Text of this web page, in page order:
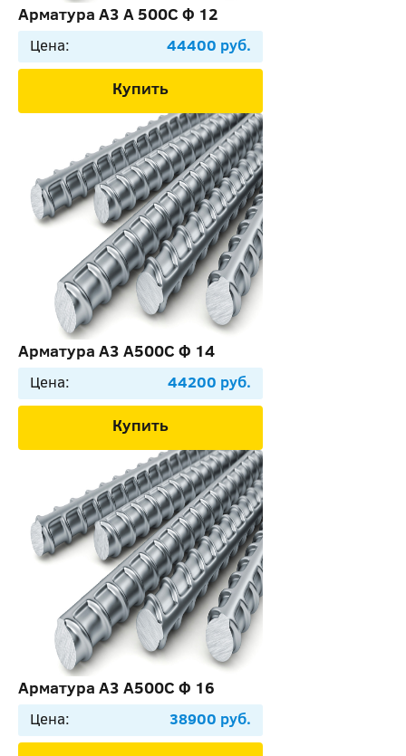
Арматура А3 А 500C Ф 12
Цена: 44400 руб.
Купить
Арматура А3 А500С Ф 14
Цена: 44200 руб.
Купить
Арматура А3 А500С Ф 16
Цена: 38900 руб.